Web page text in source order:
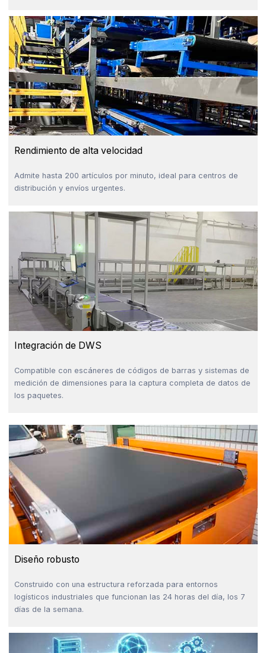
Rendimiento de alta velocidad
Admite hasta 200 artículos por minuto, ideal para centros de
distribución y envíos urgentes.
Integración de DWS
Compatible con escáneres de códigos de barras y sistemas de
medición de dimensiones para la captura completa de datos de
los paquetes.
Diseño robusto
Construido con una estructura reforzada para entornos
logísticos industriales que funcionan las 24 horas del día, los 7
días de la semana.